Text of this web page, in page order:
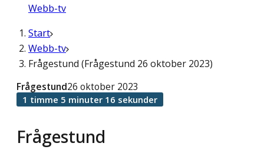
Webb-tv
Start
Webb-tv
Frågestund (Frågestund 26 oktober 2023)
Frågestund
Frågestund26 oktober 2023
1 timme 5 minuter 16 sekunder